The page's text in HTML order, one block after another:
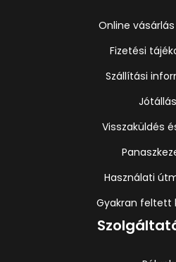
Online
Fizetési
Szállítási
Jótállás
Visszaküldés
Használati
Gyakran feltett